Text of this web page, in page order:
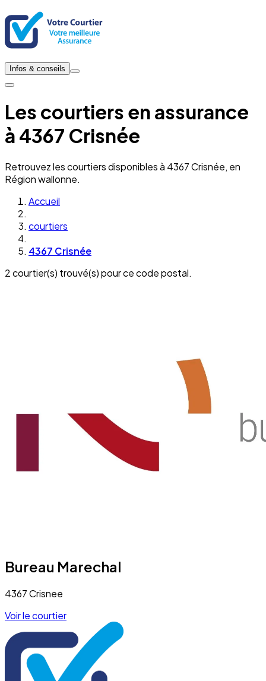
Infos & conseils
Les courtiers en assurance
à 4367 Crisnée
Retrouvez les courtiers disponibles à 4367 Crisnée, en
Région wallonne.
Accueil
courtiers
4367 Crisnée
2 courtier(s) trouvé(s) pour ce code postal.
Bureau Marechal
4367 Crisnee
Voir le courtier